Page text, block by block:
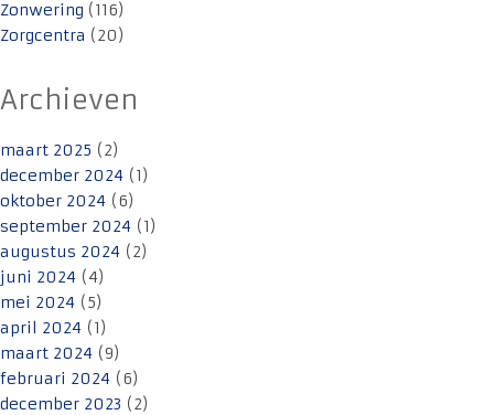
Zonwering (116)
Zorgcentra (20)
Archieven
maart 2025 (2)
december 2024 (1)
oktober 2024 (6)
september 2024 (1)
augustus 2024 (2)
juni 2024 (4)
mei 2024 (5)
april 2024 (1)
maart 2024 (9)
februari 2024 (6)
december 2023 (2)